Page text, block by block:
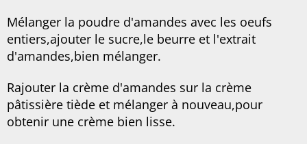
Mélanger la poudre d'amandes avec les oeufs
entiers,ajouter le sucre,le beurre et l'extrait
d'amandes,bien mélanger.
Rajouter la crème d'amandes sur la crème
pâtissière tiède et mélanger à nouveau,pour
obtenir une crème bien lisse.